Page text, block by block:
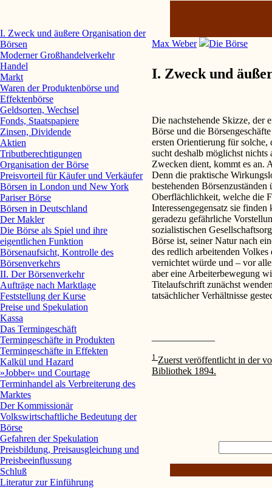
Max Weber Die Börse
I. Zweck und
Die nachstehende Skizze, der
Börse und die
ersten Orientierung für solche,
sucht deshalb möglichst nichts
Zwecken dient, kommt es an.
Denn die praktische
bestehenden
Oberflächlichkeit, welche die
Interessengegensatz sie
geradezu gefährliche
sozialistischen
Börse ist, seiner Natur nach
des redlich arbeitenden
vernichtet würde und – vor
aber eine Arbeiterbewegung
Titelaufschrift zunächst
tatsächlicher Verhältnisse
1 Zuerst veröffentlicht in der
Bibliothek 1894.
I. Zweck und äußere Organisation der
Börsen
Moderner Großhandelverkehr
Handel
Markt
Waren der Produktenbörse und
Effektenbörse
Geldsorten, Wechsel
Fonds, Staatspapiere
Zinsen, Dividende
Aktien
Tributberechtigungen
Organisation der Börse
Preisvorteil für Käufer und Verkäufer
Börsen in London und New York
Pariser Börse
Börsen in Deutschland
Der Makler
Die Börse als Spiel und ihre
eigentlichen Funktion
Börsenaufsicht, Kontrolle des
Börsenverkehrs
II. Der Börsenverkehr
Aufträge nach Marktlage
Feststellung der Kurse
Preise und Spekulation
Kassa
Das Termingeschäft
Termingeschäfte in Produkten
Termingeschäfte in Effekten
Kalkül und Hazard
»Jobber« und Courtage
Terminhandel als Verbreiterung des
Marktes
Der Kommissionär
Volkswirtschaftliche Bedeutung der
Börse
Gefahren der Spekulation
Preisbildung, Preisausgleichung und
Preisbeeinflussung
Schluß
Literatur zur Einführung